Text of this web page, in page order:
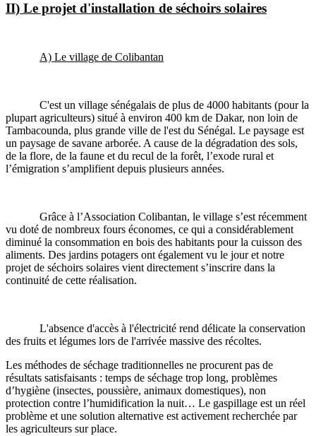
II) Le projet d'installation de séchoirs solaires
A) Le village de Colibantan
C'est un village sénégalais de plus de 4000 habitants (pour la
plupart agriculteurs) situé à environ 400 km de Dakar, non loin de
Tambacounda, plus grande ville de l'est du Sénégal. Le paysage est
un paysage de savane arborée. A cause de la dégradation des sols,
de la flore, de la faune et du recul de la forêt, l’exode rural et
l’émigration s’amplifient depuis plusieurs années.
Grâce à l’Association Colibantan, le village s’est récemment
vu doté de nombreux fours économes, ce qui a considérablement
diminué la consommation en bois des habitants pour la cuisson des
aliments. Des jardins potagers ont également vu le jour et notre
projet de séchoirs solaires vient directement s’inscrire dans la
continuité de cette réalisation.
L'absence d'accès à l'électricité rend délicate la conservation
des fruits et légumes lors de l'arrivée massive des récoltes.
Les méthodes de séchage traditionnelles ne procurent pas de
résultats satisfaisants : temps de séchage trop long, problèmes
d’hygiène (insectes, poussière, animaux domestiques), non
protection contre l’humidification la nuit… Le gaspillage est un réel
problème et une solution alternative est activement recherchée par
les agriculteurs sur place.